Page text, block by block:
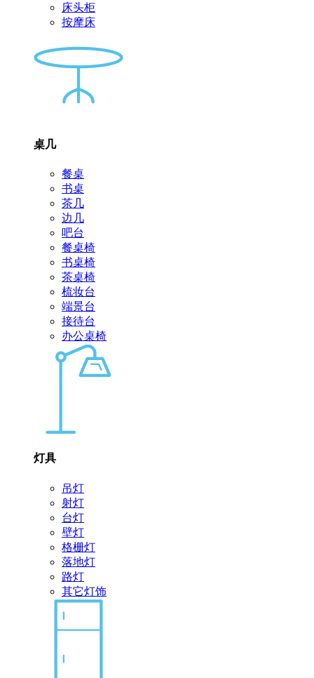
床头柜
按摩床
桌几
餐桌
书桌
茶几
边几
吧台
餐桌椅
书桌椅
茶桌椅
梳妆台
端景台
接待台
办公桌椅
灯具
吊灯
射灯
台灯
壁灯
格栅灯
落地灯
路灯
其它灯饰